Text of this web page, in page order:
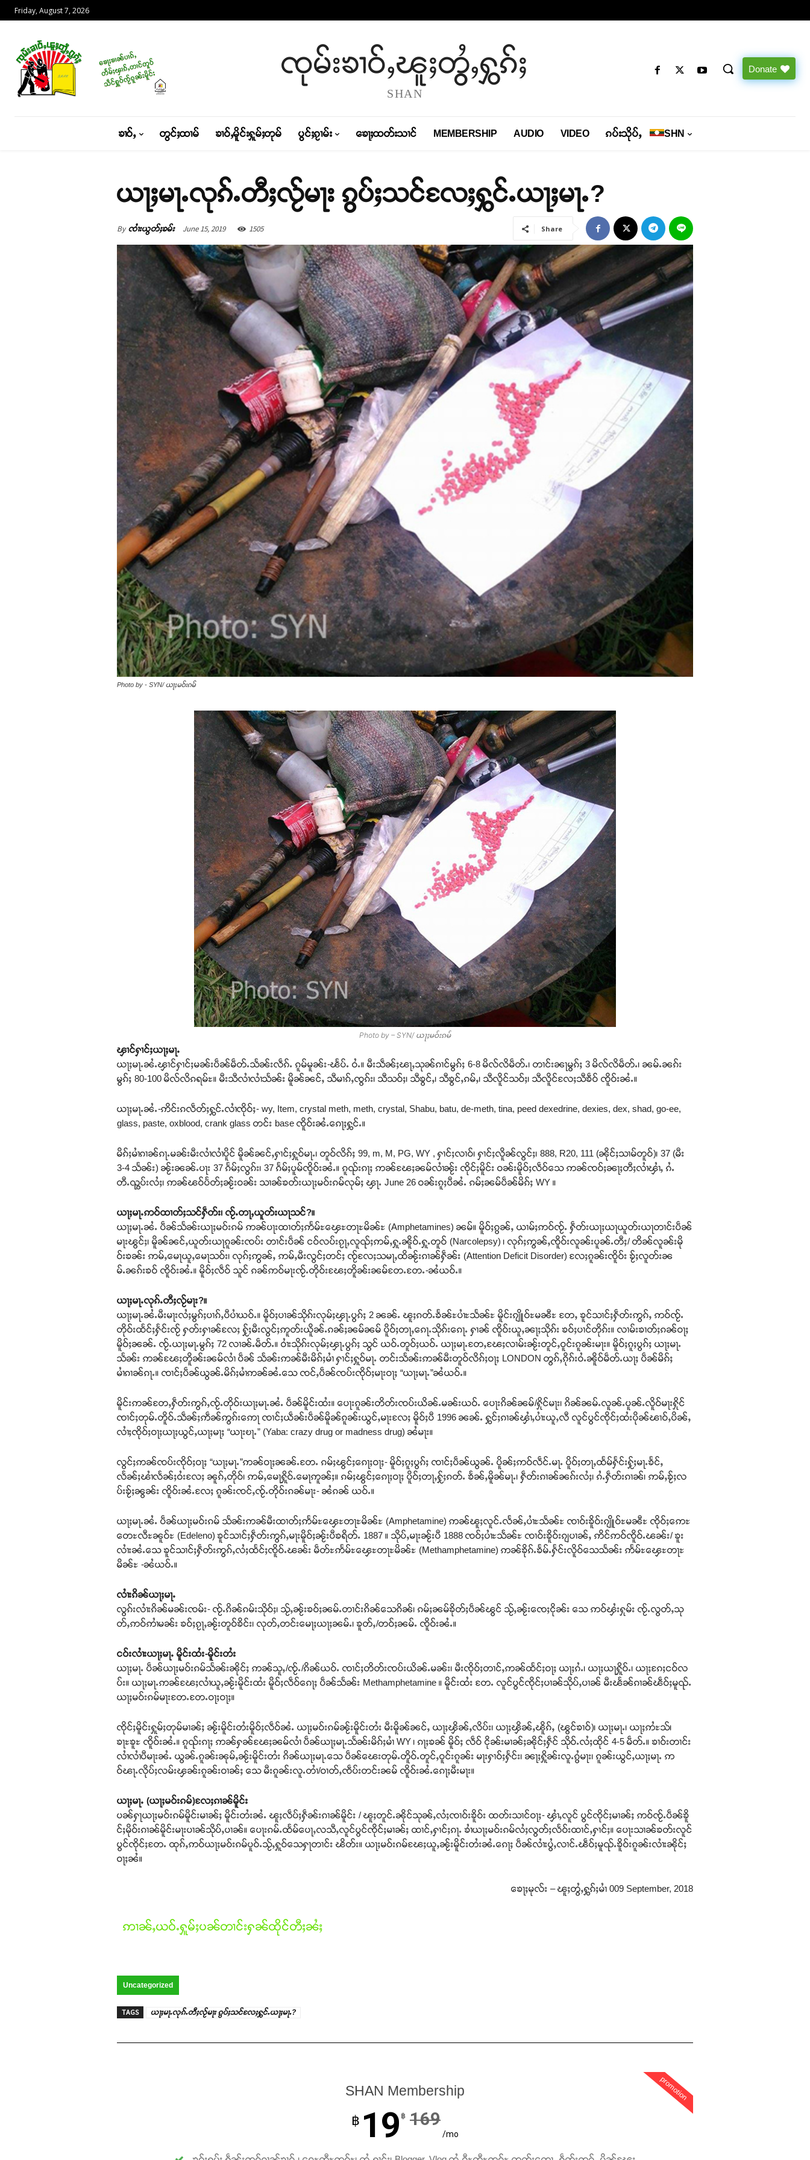
Friday, August 7, 2026
ၸုမ်းၶၢဝ်ႇၽူႈတွႆႇႁွၵ်ႈ
SHAN
Donate
ၶၢဝ်ႇ တွင်ႈထၢမ် ၶၢဝ်ႇမိူင်းႁူမ်ႈတုမ် ပွင်ႈၵႂၢမ်း ၶေႃႈထတ်းသၢင် MEMBERSHIP AUDIO VIDEO ၵပ်းသိုပ်ႇ SHN
ယႃႈမႃႉလုၵ်ႉတီႈလႂ်မႃး ၵွပ်ႈသင်လႄႈႁွင်ႉယႃႈမႃႉ?
By ၸၢႆးယွတ်ႈၶမ်း June 15, 2019 1505 Share
Photo by - SYN/ ယႃႈမဝ်းၵမ်
Photo by – SYN/ ယႃႈမဝ်းၵမ်
ၾၢင်ႁၢင်ႈယႃႈမႃႉ
ယႃႈမႃႉၼႆႉၾၢင်ႁၢင်ႈမၼ်းပဵၼ်မဵတ်ႉသႅၼ်းလဵၵ်ႉ ၵူမ်မူၼ်း-ၽႅပ်ႉ ဝႆႉ။ မီးသဵၼ်ႈၽႃႇသုၼ်ၵၢင်မွၵ်ႈ 6-8 မိလ်လိမဵတ်ႉ၊ တၢင်းၼႃမွၵ်ႈ 3 မိလ်လိမဵတ်ႉ၊ ၼမ်ႉၼၵ်း
မွၵ်ႈ 80-100 မိလ်လိၵရမ်ႊ။ မီးသီလၢႆလၢႆသႅၼ်း မိူၼ်ၼင်ႇ သီမၢၵ်ႇၸွၵ်း၊ သီသဝ်ႈ၊ သီၶွင်ႇ၊ သီၶွင်ႇၵမ်ႇ၊ သီလိူင်သဝ်ႈ၊ သီလိူင်လႄႈသီၶဵဝ် ၸိူဝ်းၼႆႉ။
ယႃႈမႃႉၼႆႉ-ဢိင်းၵလဵတ်ႈႁွင်ႉလၢႆၸိုဝ်ႈ- wy, Item, crystal meth, meth, crystal, Shabu, batu, de-meth, tina, peed dexedrine, dexies, dex, shad, go-ee,
glass, paste, oxblood, crank glass တင်း base ၸိူဝ်းၼႆႉၵေႃႈႁွင်ႉ။
မိၵ်ႈမၢႆၵၢၼ်ၵႃႉမၼ်းမီးလၢႆလၢႆပိူင် မိူၼ်ၼင်ႇႁၢင်ႈႁူဝ်မႃႉ၊ တူဝ်လိၵ်ႈ 99, m, M, PG, WY , ႁၢင်ႈလၢဝ်၊ ႁၢင်ႈလိူၼ်လွင်ႈ၊ 888, R20, 111 (ၼိုင်ႈသၢမ်တူဝ်)၊ 37 (မီး
3-4 သႅၼ်း) ၼႂ်းၼၼ်ႉပႃး 37 ၵႅမ်ႈလွၵ်း၊ 37 ၵႅမ်ႈပူမ်ၸိူဝ်းၼႆႉ။ ၵူၺ်းၵႃႈ ဢၼ်ၽႄႈၼမ်လၢႆၼႂ်း ၸိုင်ႈမိူင်း ဝၼ်းမိူဝ်ႈလဵဝ်သေ ဢၼ်ၸဝ်ႈၼႃႈတီႈလၢႆၾၢႆႇ ၵႆႉ
တီႉၺွပ်းလႆႈ၊ ဢၼ်ၽဝ်ပႅတ်ႈၼႂ်းဝၼ်း သၢၼ်ၶတ်းယႃႈမဝ်းၵမ်လုမ်ႈ ၾႃႉ June 26 ဝၼ်းၵူႈပီၼႆႉ ၵမ်ႈၼမ်ပဵၼ်မိၵ်ႈ WY ။
ယႃႈမႃႉဢဝ်ထၢတ်ႈသင်ႁဵတ်း၊ ၸႂ်ႉတႃႇယူတ်းယႃသင်?။
ယႃႈမႃႉၼႆႉ ပဵၼ်သႅၼ်းယႃႈမဝ်းၵမ် ဢၼ်ပႃးထၢတ်ႈဢႅမ်ႊၾေႊတႃႊမိၼ်ႊ (Amphetamines) ၼမ်။ မိူဝ်ႈၵွၼ်ႇ ယၢမ်ႈဢဝ်ၸႂ်ႉ ႁဵတ်းယႃႈယႃယူတ်းယႃတၢင်းပဵၼ်
မႃးၽွင်ႈ၊ မိူၼ်ၼင်ႇယူတ်းယႃၵူၼ်းၸပ်း တၢင်းပဵၼ် ငဝ်လပ်းၵႂႃႇလူၺ်ႈဢမ်ႇႁူႉၼိူဝ်ႉႁူႉတူဝ် (Narcolepsy) ၊ လုၵ်ႈဢွၼ်ႇၸိူဝ်းလူၼ်းပူၼ်ႉတီႈ/ တိၼ်လူၼ်းမို
ဝ်းၶၼ်း ဢမ်ႇမေႃယူႇမေႃသဝ်း၊ လုၵ်ႈဢွၼ်ႇ ဢမ်ႇမီးလွင်ႈတင်ႈ ၸႂ်လႄႈသမႃႇထိၼႂ်းၵၢၼ်ႁဵၼ်း (Attention Deficit Disorder) လႄႈၵူၼ်းၸိူဝ်း ၶႂ်ႈလူတ်းၼ
မ်ႉၼၵ်းၶဝ် ၸိူဝ်းၼႆႉ။ မိူဝ်ႈလဵဝ် သူင် ၵၼ်ဢဝ်မႃးၸႂ်ႉတိုဝ်းၽႄႈတိူၼ်းၼမ်တႄႉတႄႉ-ၼႆယဝ်ႉ။
ယႃႈမႃႉလုၵ်ႉတီႈလႂ်မႃး?။
ယႃႈမႃႉၼႆႉမီးမႃးလႆႈမွၵ်ႈပၢၵ်ႇပီပၢႆယဝ်ႉ။ မိူဝ်ႈပၢၼ်သိုၵ်းလုမ်ႈၾႃႉပွၵ်ႈ 2 ၼၼ်ႉ ၽူႈၵတ်ႉၶႅၼ်ႊပၢႆႊသႅၼ်ႊ မိူင်းၵျိူဝ်ႊမၼီႊ တႄႇ ၶူင်သၢင်ႈႁဵတ်းဢွၵ်ႇ ဢဝ်ၸႂ်ႉ
တိုဝ်းထႅင်ႈႁႅင်းၸႂ် ႁတ်းႁၢၼ်လႄႈ ႁႂ်ႈမီးလွင်ႈဢူတ်းယိူၼ်ႉၵၼ်ႈၼမ်ၼမ် ပိူဝ်ႈတႃႇၵေႃႉသိုၵ်းၵေႃႉ ႁၢၼ် ၸိူဝ်းယူႇၼႃႈသိုၵ်း ၶဝ်ႈပၢင်တိုၵ်း။ လၢမ်းၶၢတ်ႈၵၼ်ဝႃႈ
မိူဝ်ႈၼၼ်ႉ ၸႂ်ႉယႃႈမႃႉမွၵ်ႈ 72 လၢၼ်ႉမဵတ်ႉ။ ဝၢႆးသိုၵ်းလုမ်ႈၾႃႉပွၵ်ႈ သွင် ယဝ်ႉတူဝ်ႈယဝ်ႉ ယႃႈမႃႉတႄႇၽႄႈလၢမ်းၼႂ်းတူင်ႇဝူင်းၵူၼ်းမႃး။ မိူဝ်ႈၵူႈပွၵ်ႈ ယႃႈမႃႉ
သႅၼ်း ဢၼ်ၽႄႈတိူၼ်းၼမ်လၢႆ ပဵၼ် သႅၼ်းဢၼ်မီးမိၵ်ႈမၢႆ ႁၢင်ႈႁူဝ်မႃႉ တင်းသႅၼ်းဢၼ်မီးတူဝ်လိၵ်ႈဝႃႈ LONDON တွၵ်ႇၵိုၵ်းဝႆႉၼိူဝ်မဵတ်ႉယႃႈ ပဵၼ်မိၵ်ႈ
မၢႆၵၢၼ်ၵႃႉ။ ၸၢင်ႈပဵၼ်ယွၼ်ႉမိၵ်ႈမၢႆဢၼ်ၼႆႉသေ ၸင်ႇပဵၼ်ၸပ်းၸိုဝ်ႈမႃးဝႃႈ “ယႃႈမႃႉ”ၼႆယဝ်ႉ။
မိူင်းဢၼ်တႄႇႁဵတ်းဢွၵ်ႇၸႂ်ႉတိုဝ်းယႃႈမႃႉၼႆႉ ပဵၼ်မိူင်းထႆး။ ပေႃးၵူၼ်းတိတ်းၸပ်းယိၼ်ႉမၼ်းယဝ်ႉ ပေႃးၵိၼ်ၼမ်/ႁိုင်မႃး၊ ၵိၼ်ၼမ်ႉလူၼ်ႉပူၼ်ႉလိူဝ်မႃးႁိုင်
ၸၢင်ႈတုမ်ႉတိူဝ်ႉသဵၼ်ႈဢဵၼ်ဢွၵ်းဢေႃ ၸၢင်ႈယဵၼ်းပဵၼ်မိူၼ်ၵူၼ်းယွင်ႇမႃးလႄႈ မိူဝ်ႈပီ 1996 ၼၼ်ႉ ႁွင်ႈၵၢၼ်ၾၢႆႇပၢႆးယူႇလီ လူင်ပွင်ၸိုင်ႈထႆးပိုၼ်ၽၢဝ်ႇပိၼ်ႇ
လၢႆႈၸိုဝ်ႈဝႃႈယႃႈယွင်ႇယႃႈမႃႈ “ယႃးၿႃႉ” (Yaba: crazy drug or madness drug) ၼႆမႃး။
လွင်ႈဢၼ်ၸပ်းၸိုဝ်ႈဝႃႈ “ယႃႈမႃႉ”ဢၼ်ဝႃႈၼၼ်ႉတႄႉ ၵမ်ႈၽွင်ႈၵေႃႈဝႃႈ- မိူဝ်ႈၵူႈပွၵ်ႈ ၸၢင်ႈပဵၼ်ယွၼ်ႉ ပိူၼ်ႈဢဝ်လဵင်ႉမႃႉ ပိူဝ်ႈတႃႇထႅမ်ႁႅင်းႁႂ်ႈမႃႉၶႅင်ႇ
လႅၼ်ႈၽၢႆလႅၼ်ႈဝႆးလႄႈ ၼူၵ်ႇတိုဝ်၊ ဢမ်ႇမေႃႁိူဝ်ႉမေႃဢူၼ်ႈ။ ၵမ်ႈၽွင်ႈၵေႃႈဝႃႈ ပိူဝ်ႈတႃႇႁႂ်ႈၵတ်ႉ ၶႅၼ်ႇမိူၼ်မႃႉ၊ ႁဵတ်းၵၢၼ်ၼၵ်းလႆႈ၊ ၵႆႉႁဵတ်းၵၢၼ်၊ ဢမ်ႇၶႂ်ႈလ
ပ်းၶႂ်ႈၼွၼ်း ၸိူဝ်းၼႆႉလႄႈ ၵူၼ်းၸင်ႇၸႂ်ႉတိုဝ်းၵၼ်မႃး- ၼႆၵၼ် ယဝ်ႉ။
ယႃႈမႃႉၼႆႉ ပဵၼ်ယႃႈမဝ်းၵမ် သႅၼ်းဢၼ်မီးထၢတ်ႈဢႅမ်ႊၾေႊတႃႊမိၼ်ႊ (Amphetamine) ဢၼ်ၽူႈလူင်ႉလႅၼ်ႇပၢႆႊသႅၼ်ႊ ၸၢဝ်းၶိူဝ်းၵျိူဝ်ႊမၼီႊ ၸိုဝ်ႈဢေႊ
တေႊလီႊၼူဝ်ႊ (Edeleno) ၶူင်သၢင်ႈႁဵတ်းဢွၵ်ႇမႃးမိူဝ်ႈၼႂ်းပီၶရိတ်ႉ 1887 ။ သိုပ်ႇမႃးၼႂ်းပီ 1888 ၸဝ်ႈပၢႆႊသႅၼ်ႊ ၸၢဝ်းၶိူဝ်းၵျပၢၼ်ႇ ဢိင်ဢဝ်ၸိူဝ်ႉၽၼ်း/ ၶူး
လၢႆးၼႆႉသေ ၶူင်သၢင်ႈႁဵတ်းဢွၵ်ႇလႆႈထႅင်ႈၸိူဝ်ႉၽၼ်း မဵတ်ႊဢႅမ်ႊၾေႊတႃႊမိၼ်ႊ (Methamphetamine) ဢၼ်ၶိုၵ်ႉၶႅမ်ႉႁႅင်းလိူဝ်သေသႅၼ်း ဢႅမ်ႊၾေႊတႃႊ
မိၼ်ႊ -ၼႆယဝ်ႉ။
လၢႆးၵိၼ်ယႃႈမႃႉ
လွၵ်းလၢႆးၵိၼ်မၼ်းၸမ်း- ၸႂ်ႉၵိၼ်ၵမ်းသိုဝ်ႈ၊ သႂ်ႇၼႂ်းၶဝ်ႈၼမ်ႉတၢင်းၵိၼ်သေၵိၼ်၊ ၵမ်ႈၼမ်ၶိုတ်ႈပဵၼ်ၽွင် သႂ်ႇၼႂ်းၸေႈငိုၼ်း သေ ဢဝ်ၾႆးႁုမ်း ၸႂ်ႉလွတ်ႇသု
တ်ႇဢဝ်ဢၢႆမၼ်း ၶဝ်ႈၵႂႃႇၼႂ်းတူဝ်ၶိင်း၊ လုတ်ႇတင်းမေႃႈယႃႈၼမ်ႉ၊ ၶူတ်ႇ/တဝ်ႈၼမ်ႉ ၸိူဝ်းၼႆႉ။
ငဝ်းလၢႆးယႃႈမႃႉ မိူင်းထႆး-မိူင်းတႆး
ယႃႈမႃႉ ပဵၼ်ယႃႈမဝ်းၵမ်သႅၼ်းၼိုင်ႈ ဢၼ်သူႇ/ၸႂ်ႉ/ၵိၼ်ယဝ်ႉ ၸၢင်ႈတိတ်းၸပ်းယိၼ်ႉမၼ်း၊ မီးၸိုဝ်ႈတၢင်ႇဢၼ်ထႅင်ႈဝႃႈ ယႃႈၵႆႉ၊ ယႃႈယႃႁိူဝ်ႉ၊ ယႃႈၵႄႈငဝ်လ
ပ်း။ ယႃႈမႃႉဢၼ်ၽႄႈလၢႆယူႇၼႂ်းမိူင်းထႆး မိူဝ်ႈလဵဝ်ၵေႃႈ ပဵၼ်သႅၼ်း Methamphetamine ။ မိူင်းထႆး တႄႉ လူင်ပွင်ၸိုင်ႈပၢၼ်သိုပ်ႇပၢၼ် မီးၽႅၼ်ၵၢၼ်ၽဵဝ်ႈမူၺ်ႉ
ယႃႈမဝ်းၵမ်မႃးတႄႉတႄႉဝႃႈဝႃႈ။
ၸိုင်ႈမိူင်းႁူမ်ႈတုမ်မၢၼ်ႈ ၼႂ်းမိူင်းတႆးမိူဝ်ႈလဵဝ်ၼႆႉ ယႃႈမဝ်းၵမ်ၼႂ်းမိူင်းတႆး မီးမိူၼ်ၼင်ႇ ယႃႈၾိၼ်ႇလိပ်း၊ ယႃႈၾိၼ်ႇၽိူၵ်ႇ (ၽွင်ၶၢဝ်)၊ ယႃႈမႃႉ၊ ယႃႈဢႆႊသ်၊
ၶႃႊၶူႊ ၸိူဝ်းၼႆႉ။ ၵူၺ်းၵႃႈ ဢၼ်ႁၼ်ၽႄႈၼမ်လၢႆ ပဵၼ်ယႃႈမႃႉသႅၼ်းမိၵ်ႈမၢႆ WY ၊ ၵႃႈၶၼ် မိူဝ်ႈ လဵဝ် ငိုၼ်းမၢၼ်ႈၼိုင်ႈႁဵင် သိုဝ်ႉလႆႈထိုင် 4-5 မဵတ်ႉ။ ၶၢဝ်းတၢင်း
လၢႆလၢႆပီမႃးၼႆႉ ယွၼ်ႉၵူၼ်းၼုမ်ႇၼႂ်းမိူင်းတႆး ၵိၼ်ယႃႈမႃႉသေ ပဵၼ်ၽေးတုမ်ႉတိူဝ်ႉတူင်ႇဝူင်းၵူၼ်း မႃးႁၢဝ်ႈႁႅင်း၊ ၼႃႈႁိူၼ်းလူႉၵွႆမႃး၊ ၵူၼ်းယွင်ႇယႃႈမႃႉ ဢ
ဝ်ၽႃႉလိုပ်ႈလမ်းၾၼ်းၵူၼ်းဝၢၼ်ႈ သေ မီးၵူၼ်းလူႉတၢႆ/ဝၢတ်ႇၸဵပ်းတင်းၼမ် ၸိူဝ်းၼႆႉၵေႃႈမီးမႃး။
ယႃႈမႃႉ (ယႃႈမဝ်းၵမ်)လႄႈၵၢၼ်မိူင်း
ပၼ်ႁႃယႃႈမဝ်းၵမ်မိူင်းမၢၼ်ႈ မိူင်းတႆးၼႆႉ ၽူႈလဵပ်ႈႁဵၼ်းၵၢၼ်မိူင်း / ၽူႈတူင်ႉၼိုင်သုၼ်ႇလႆႈၸၢဝ်းၶိူဝ်း ထတ်းသၢင်ဝႃႈ- ၾၢႆႇလူင် ပွင်ၸိုင်ႈမၢၼ်ႈ ဢဝ်ၸႂ်ႉပဵၼ်ၶိူ
င်ႈမိုဝ်းၵၢၼ်မိူင်းမႃးပၢၼ်သိုပ်ႇပၢၼ်။ ပေႃးၵမ်ႉထႅမ်ပေႃႇလသီႇလူင်ပွင်ၸိုင်ႈမၢၼ်ႈ ထၢင်ႇႁၢင်ႈၵႃႉ ၶၢႆယႃႈမဝ်းၵမ်လႆႈလွတ်ႈလႅဝ်းထၢင်ႇႁၢင်ႈ။ ပေႃးသၢၼ်ၶတ်းလူင်
ပွင်ၸိုင်ႈတႄႉ ထုၵ်ႇဢဝ်ယႃႈမဝ်းၵမ်ပူဝ်ႉသႂ်ႇႁူဝ်သေႁႃတၢင်း ၽိတ်း။ ယႃႈမဝ်းၵမ်ၽႄႈယူႇၼႂ်းမိူင်းတႆးၼႆႉၵေႃႈ ပဵၼ်လၢႆးပွႆႇလၢင်ႉၽဵဝ်ႈမူၺ်ႉၶိူဝ်းၵူၼ်းလၢႆးၼိုင်ႈ
ဝႃႈၼႆ။
ၶေႃႈမုလ်း – ၽူႈတွႆႇႁွၵ်ႈမၢႆ 009 September, 2018
ဢၢၼ်ႇယဝ်ႉႁူမ်ႈပၼ်တၢင်းႁၼ်ထိုင်တီႈၼႆႈ
Uncategorized
TAGS ယႃႈမႃႉလုၵ်ႉတီႈလႂ်မႃး ၵွပ်ႈသင်လႄႈႁွင်ႉယႃႈမႃႉ?
promotion
SHAN Membership
฿ 19 ฿ 169
/mo